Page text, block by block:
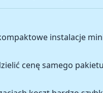
instalacje
cenę samego